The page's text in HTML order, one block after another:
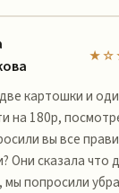
картошки и
на 180р,
вы все
Они сказала что
мы попросили